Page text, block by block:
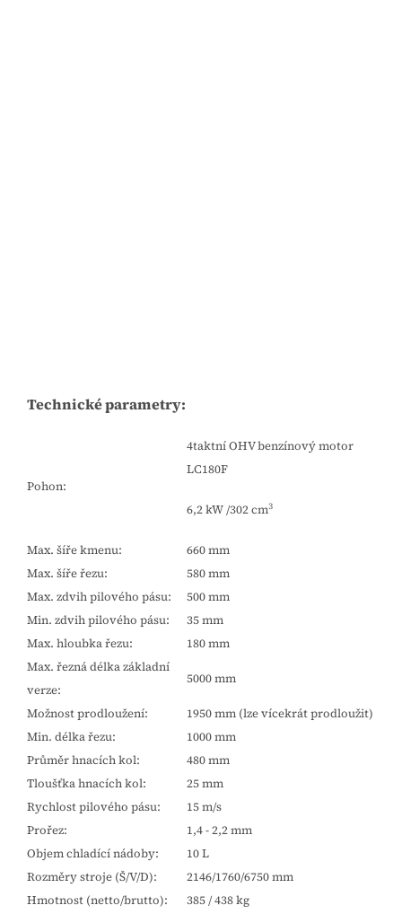
Technické parametry:
Pohon:
4taktní OHV benzínový motor
LC180F
6,2 kW /302 cm3
Max. šíře kmenu:
660 mm
Max. šíře řezu:
580 mm
Max. zdvih pilového pásu:
500 mm
Min. zdvih pilového pásu:
35 mm
Max. hloubka řezu:
180 mm
Max. řezná délka základní
verze:
5000 mm
Možnost prodloužení:
1950 mm (lze vícekrát prodloužit)
Min. délka řezu:
1000 mm
Průměr hnacích kol:
480 mm
Tloušťka hnacích kol:
25 mm
Rychlost pilového pásu:
15 m/s
Prořez:
1,4 - 2,2 mm
Objem chladící nádoby:
10 L
Rozměry stroje (Š/V/D):
2146/1760/6750 mm
Hmotnost (netto/brutto):
385 / 438 kg